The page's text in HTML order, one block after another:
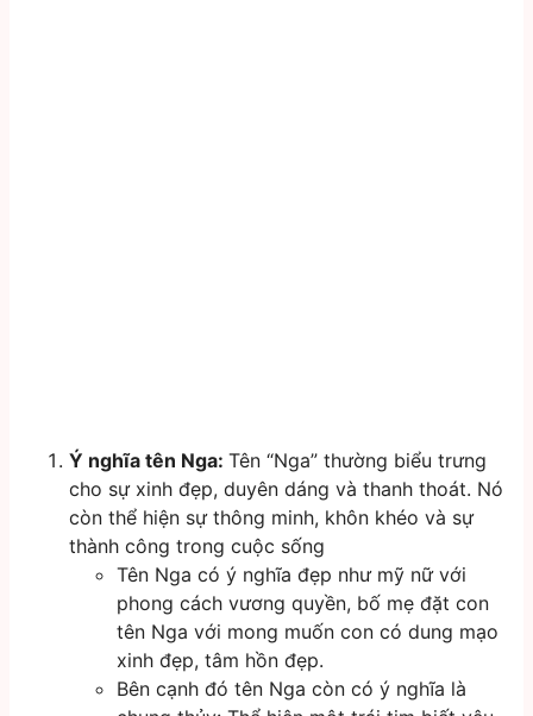
Ý nghĩa tên Nga: Tên “Nga” thường biểu trưng
cho sự xinh đẹp, duyên dáng và thanh thoát. Nó
còn thể hiện sự thông minh, khôn khéo và sự
thành công trong cuộc sống
Tên Nga có ý nghĩa đẹp như mỹ nữ với
phong cách vương quyền, bố mẹ đặt con
tên Nga với mong muốn con có dung mạo
xinh đẹp, tâm hồn đẹp.
Bên cạnh đó tên Nga còn có ý nghĩa là